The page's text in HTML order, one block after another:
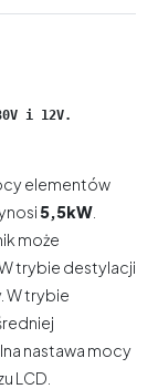
i 12V.
elementów
5,5kW
może
trybie destylacji
W trybie
nastawa mocy
LCD.